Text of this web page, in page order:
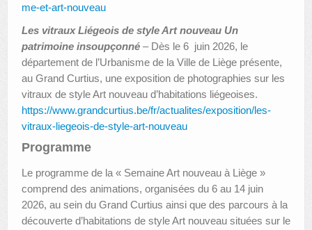
me-et-art-nouveau
Les vitraux Liégeois de style Art nouveau Un
patrimoine insoupçonné – Dès le 6 juin 2026, le
département de l’Urbanisme de la Ville de Liège présente,
au Grand Curtius, une exposition de photographies sur les
vitraux de style Art nouveau d’habitations liégeoises.
https://www.grandcurtius.be/fr/actualites/exposition/les-
vitraux-liegeois-de-style-art-nouveau
Programme
Le programme de la « Semaine Art nouveau à Liège »
comprend des animations, organisées du 6 au 14 juin
2026, au sein du Grand Curtius ainsi que des parcours à la
découverte d’habitations de style Art nouveau situées sur le